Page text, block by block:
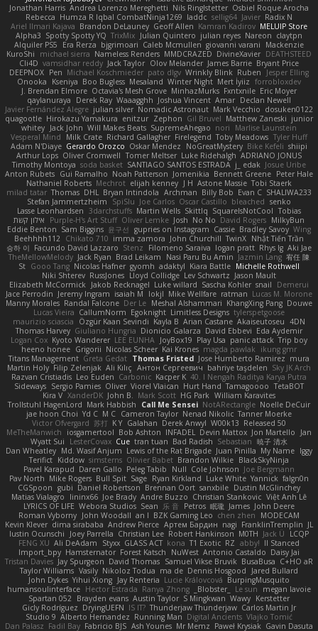
Jonathan Harris Andrea Lorenzo Mereghetti Nils Ringlstetter Osbiel Roque Arocha
Rebecca Humza R Iqbal CombatNinja1269 laddc sellig64 Javier Radix N
Ariel Ilmari Kajava Brandon DeLauney Geoff Allen Kamran Kadirov MELUIP Store
Alpha3 Spotty Spotty YQ TrixMix Julian Quintero julian reyes Nareon claytpn
Alquiler PS5
Era Rerza bjgrimoari Caleb Mcmullen giovanni varani
Mackenzie
KuroShi
michael sierra Nameless Renders MMDCRAZED DivineXavier DEATHSTEED
Cli4D vamsidhar reddy Jack Taylor Olov Melander James Barrie Bryant Price
DEEPNOX Pen Michael Koschmieder pato dlgv Wrinkly Blink Ruben
Jesper Elling
Onooka
Kseniya Boo Bugless Mesaland Winter Night Mert İyiiz forrobloxdev
J. Brendan Elmore Octavia's Mesh Grove MinhazMurks Fxntxnile Eric Moyer
qaylanuraya
Derek Ray Waaagghh Joshua Vincent Amar Declan Newell
Javier Fernández Alegre julian silver Nomadic Astronaut Mark Vecchio dosuken0122
quagootle Hirokazu Yamakura enitzur Zephon Gil Bruvel Matthew Zaneski junior
whitey Jack John Will Makes Beats SupremeAhegao nori
Marlise Launstein
Vesperal Mind
Milk Crate Richard Gallagher Firelegend Toby Meadows Tyler Huff
Adam N'Diaye Gerardo Orozco Oskar Mendez NoGreatMystery Bike Kefeli shiipi
Arthur Lops Oliver Cromwell Tomer Meltser Luke Ridehalgh ADRIANO JONUS
Timothy Montoya soda basket SANTIAGO SANTOS ESTRADA j_ edak Josue Uribe
Anton Rubets Gui Ramalho Noah Patterson Jomenikia Bennett Greene Peter Hale
Nathaniel Roberts Mechrot elijah kenney J H Astone Massie Tobi Staerk
milad tatar Thomas DHL Bryan Intindola Archman Billy Bob Evan C SHALIWA233
Stefan Jammertzheim
SpiSlu Joe Carlos Oscar Castillo bleached senko
Lasse Leonhardsen 3darchstuffs Martin Wells Skittlq SquareIsNotCool Tobias
אילון קשת
Purple-H's Art Stuff Oliver Lemke Josh No No David Rogers MilkyBun
Eddie Benton Sam Biggins 윤구선 gupries on Instagram Cassie Bradley Savoy Wing
Beehhhh112 Chikato 710 imma zamora John Churchill TwinX Nhật Tiến Trần
승하 이 Facundo David Lazzaro Stenz Filomeno Saraiva logan pratt Rhys lg Aki Jae
TheMellowMelody Jack Ryan Brad Leikam Nasi Paru Bu Amin Jazmin Lang 宥任 陳
St Gooo Tang Nicolas Hafner gyomh adaktyl Kiara Battle Michelle Rothwell
Niki Shterev RussJones Lloyd Collidge Lev Schwartz Jason Mault
Elizabeth McCormick Jakob Recknagel Luke willard Sascha Kohler snail
Demerui
Jace Perrodin Jeremy Ingram isaiah M lokjl Mike Wellfare ratman Lucas M. Morone
Manny Morales Randal Falcone Der Le Meshal Alshammari KhangXing Pang Douwe
Lucas Vieira CallumNorm Egoknight Limitless Designs tylerspetgoose
maurizio sciascia
Özgür Kaan Sevindi Kayla B Arian Castane Akaiseutoseu 4DN
Thomas Harvey Giuliano Hungria Dionicio Galarza David Ebbevi Eda Aydemir
Logan Cox Kyoto Wanderer LEE EUNHA JoyBox19 Play Usa panic attack Trip boy
heeno honee Grigorii Nicolas Scheer Kai Krones magda pawlak
ikung gmr
Titans Management Greta Gedat Thomas Fristed Jose Humberto Ramirez mura
Martin Holy Filip Zelenjak Ali Kılıç Антон Сергеевич bahriye taşdelen Sky JK Arch
Razvan Cristiadis Leo Euden Carbonic Kacper K 40. I Nengah Raditya Karya Putra
Sideways Sergio Pamies Oliver Viorel Vlaican Hurt Hand Tamagoooo TetaBOT
Kira V XanderDK John B. Mark Scott HG Park William Karavites
Trollstuhl HagenLord Mark Habbish Call Me Sensei NotARectangle Noelle DeCuir
jae hoon Choi Yd C M C Cameron Taylor Nenad Nikolic Tanner Moerke
Victor Ofvergard 苏打 K Y Galahan Derek Anwyl W00k13 Released 50
MeTheManwich
iosgamertool Bob Ashton INFADEL Devin Mattox Jon Martello
Jan
Wyatt Sui
LesterCovax Cue tran tuan Bad Radish Sebastian 暁子 清水
Dan Wheatley Md. Wasif Anjum Lewis of the Rat Brigade Juan Pinilla My Name Iggy
Terifict Kiddow simsterns Olivier Babet Brandon Wilkie BlackSkyNinja
Pavel Karapud Daren Gallo Peleg Tabib Null Cole Johnson Joe Bergmann
Pav North Mike Rogers Bull Spit Sage Ryan Kirkland Luke White Yannick falgn0n
CGSpoon gubi Daniel Robertson Brennan Oort sanxbile Dustin McGlinchey
Matias Vialagro
lininx66 Joe Brady Andre Buzzo Christian Stankovic Việt Anh Lê
LYRICS OF LIFE Webora Studios Sean 乐 音 Petros 眠瓏 James John Deere
Roman Vyborny John Woodall an l BZK Gaming Leo chen zhen
MODECAM
Kevin Klever dima sirababa Andrew Pierce Артем Бардин nagi FranklinTremplin JL
Iustin Ocunschi
Joey Parrella Christian Lee Robert Hankinson M0TH Jack Ü
LCQP
FENG XU Ali DeAdam Styxx GLASS ACT kona T1 Exotic RZ abby! ll Stanced
Import_bpy Hamsternator Forest Katsch NuWest Antonio Castaldo Daisy Jai
Tristan Davies Jay Spurgeon David Thomas Samuel Vikse Bruvik BusaBusa C+HO aR
Taylor Williams Vasily Nikoloz Todua ma de Dennis Hosgood
Jared Bullard
John Dykes Yihui Xiong Jay Renteria Lucie Královcová BurpingMusquito
humansoulinterface Hector Estrada Ranya Zhong _Blobster_ Le sun
megan lavoie
Spartan 052 Brayden evans Austin Taylor S Mingkwan Wawy Kerstetter
Gicly Rodríguez DryingUEFN IS IT? Thunderjaw Thunderjaw Carlos Martin Jr
Studio 9 Alberto Hernandez Running Man Digital Ancients Vlajko Tomić
Dan Palasz Fadil Bay Fabricio BJS Ash Younes Mr Memz Paweł Krysiak Gavin Dasuta